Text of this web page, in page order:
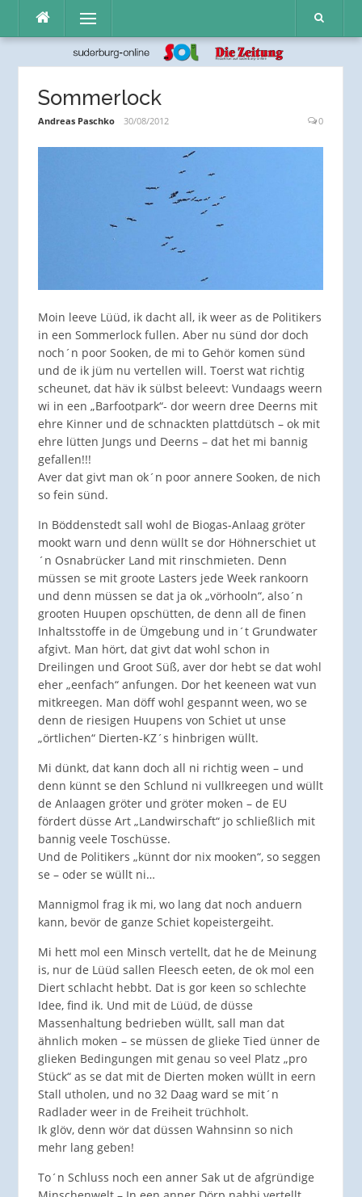
Inhalt
Menü
Sommerlock
Andreas Paschko 30/08/2012 0
Moin leeve Lüüd, ik dacht all, ik weer as de Politikers
in een Sommerlock fullen. Aber nu sünd dor doch
noch´n poor Sooken, de mi to Gehör komen sünd
und de ik jüm nu vertellen will. Toerst wat richtig
scheunet, dat häv ik sülbst beleevt: Vundaags weern
wi in een „Barfootpark“- dor weern dree Deerns mit
ehre Kinner und de schnackten plattdütsch – ok mit
ehre lütten Jungs und Deerns – dat het mi bannig
gefallen!!!
Aver dat givt man ok´n poor annere Sooken, de nich
so fein sünd.
In Böddenstedt sall wohl de Biogas-Anlaag gröter
mookt warn und denn wüllt se dor Höhnerschiet ut
´n Osnabrücker Land mit rinschmieten. Denn
müssen se mit groote Lasters jede Week rankoorn
und denn müssen se dat ja ok „vörhooln“, also´n
grooten Huupen opschütten, de denn all de finen
Inhaltsstoffe in de Ümgebung und in´t Grundwater
afgivt. Man hört, dat givt dat wohl schon in
Dreilingen und Groot Süß, aver dor hebt se dat wohl
eher „eenfach“ anfungen. Dor het keeneen wat vun
mitkreegen. Man döff wohl gespannt ween, wo se
denn de riesigen Huupens von Schiet ut unse
„örtlichen“ Dierten-KZ´s hinbrigen wüllt.
Mi dünkt, dat kann doch all ni richtig ween – und
denn künnt se den Schlund ni vullkreegen und wüllt
de Anlaagen gröter und gröter moken – de EU
fördert düsse Art „Landwirschaft“ jo schließlich mit
bannig veele Toschüsse.
Und de Politikers „künnt dor nix mooken“, so seggen
se – oder se wüllt ni…
Mannigmol frag ik mi, wo lang dat noch anduern
kann, bevör de ganze Schiet kopeistergeiht.
Mi hett mol een Minsch vertellt, dat he de Meinung
is, nur de Lüüd sallen Fleesch eeten, de ok mol een
Diert schlacht hebbt. Dat is gor keen so schlechte
Idee, find ik. Und mit de Lüüd, de düsse
Massenhaltung bedrieben wüllt, sall man dat
ähnlich moken – se müssen de glieke Tied ünner de
glieken Bedingungen mit genau so veel Platz „pro
Stück“ as se dat mit de Dierten moken wüllt in eern
Stall utholen, und no 32 Daag ward se mit´n
Radlader weer in de Freiheit trüchholt.
Ik glöv, denn wör dat düssen Wahnsinn so nich
mehr lang geben!
To´n Schluss noch een anner Sak ut de afgründige